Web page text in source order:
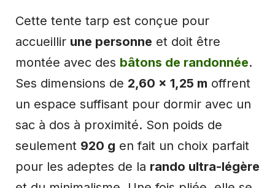
Cette tente tarp est conçue pour
accueillir une personne et doit être
montée avec des bâtons de randonnée.
Ses dimensions de 2,60 x 1,25 m offrent
un espace suffisant pour dormir avec un
sac à dos à proximité. Son poids de
seulement 920 g en fait un choix parfait
pour les adeptes de la rando ultra-légère